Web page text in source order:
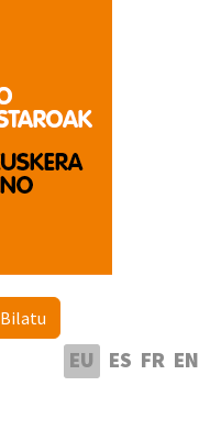
Bilatu
EU ES FR EN